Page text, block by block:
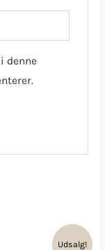
denne
Udsalg!